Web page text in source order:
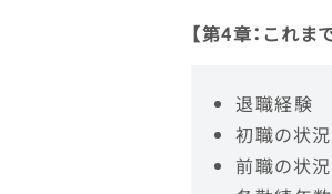
【第4章：これま
退職経験
初職の状況
前職の状況